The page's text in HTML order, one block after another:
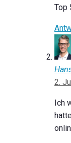
Top
2.
Ich